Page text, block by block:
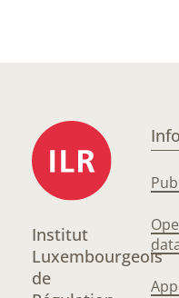
Institut
Luxembourgeois
de